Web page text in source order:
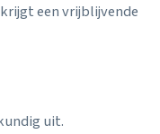
een vrijblijvende
uit.